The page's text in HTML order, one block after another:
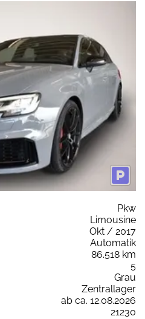
Pkw
Limousine
Okt / 2017
Automatik
86.518 km
5
Grau
Zentrallager
ab ca. 12.08.2026
21230